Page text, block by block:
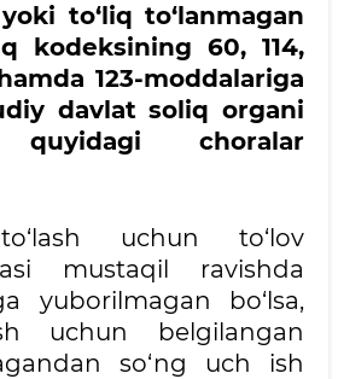
to‘liq to‘lanmagan
kodeksining 60, 114,
123-moddalariga
davlat soliq organi
quyidagi choralar
uchun to‘lov
mustaqil ravishda
yuborilmagan bo‘lsa,
uchun belgilangan
so‘ng uch ish